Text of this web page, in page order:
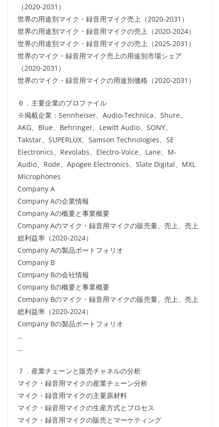
（2020-2031）
世界の用途別マイク・録音用マイク売上（2020-2031）
世界の用途別マイク・録音用マイクの売上（2020-2024）
世界の用途別マイク・録音用マイクの売上（2025-2031）
世界のマイク・録音用マイク売上の用途別市場シェア
（2020-2031）
世界のマイク・録音用マイクの用途別価格（2020-2031）
６．主要企業のプロファイル
※掲載企業：Sennheiser、Audio-Technica、Shure、
AKG、Blue、Behringer、Lewitt Audio、SONY、
Takstar、SUPERLUX、Samson Technologies、SE
Electronics、Revolabs、Electro-Voice、Lane、M-
Audio、Rode、Apogee Electronics、Slate Digital、MXL
Microphones
Company A
Company Aの企業情報
Company Aの概要と事業概要
Company Aのマイク・録音用マイクの販売量、売上、売上
総利益率（2020-2024）
Company Aの製品ポートフォリオ
Company B
Company Bの会社情報
Company Bの概要と事業概要
Company Bのマイク・録音用マイクの販売量、売上、売上
総利益率（2020-2024）
Company Bの製品ポートフォリオ
…
…
７．産業チェーンと販売チャネルの分析
マイク・録音用マイクの産業チェーン分析
マイク・録音用マイクの主要原材料
マイク・録音用マイクの生産方式とプロセス
マイク・録音用マイクの販売とマーケティング